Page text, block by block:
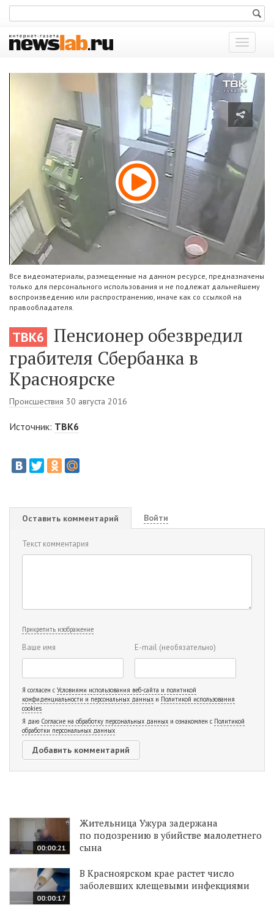
Показать
меню
Все видеоматериалы, размещенные на данном ресурсе, предназначены
только для персонального использования и не подлежат дальнейшему
воспроизведению или распространению, иначе как со ссылкой на
правообладателя.
ТВК6
Пенсионер обезвредил
грабителя Сбербанка в
Красноярске
Происшествия 30 августа 2016
Источник: ТВК6
Оставить комментарий Войти
Текст комментария
Прикрепить изображение
Ваше имя E-mail (необязательно)
Я согласен с Условиями использования веб-сайта и политикой
конфиденциальности и персональных данных и Политикой использования
cookies
Я даю Согласие на обработку персональных данных и ознакомлен с Политикой
обработки персональных данных
00:00:21
Жительница Ужура задержана
по подозрению в убийстве малолетнего
сына
00:00:17
В Красноярском крае растет число
заболевших клещевыми инфекциями